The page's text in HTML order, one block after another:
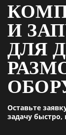
И
ДЛЯ
Оставьте
задачу быстро,